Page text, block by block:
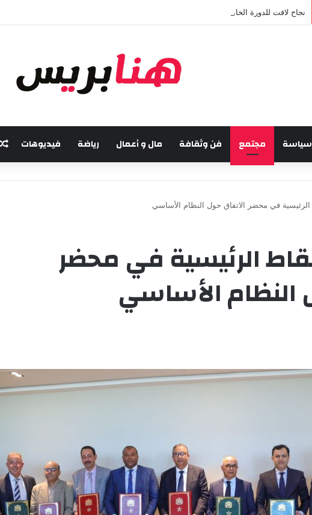
نجاح لافت للدورة الخامسة من مهرجان “تيم آر تي” في تامسنا احتفاء بعيد العرش المجيد
سياسة مجتمع فن وثقافة مال و أعمال رياضة فيديوهات
في محضر الاتفاق حول النظام الأساسي
الرئيسية في محضر
النظام الأساسي